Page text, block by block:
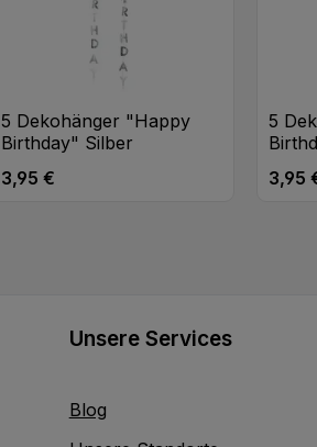
5 Dekohänger "Happy
Birthday" Silber
Regulärer Preis:
3,95 €
5
3,95
Unsere Services
Blog